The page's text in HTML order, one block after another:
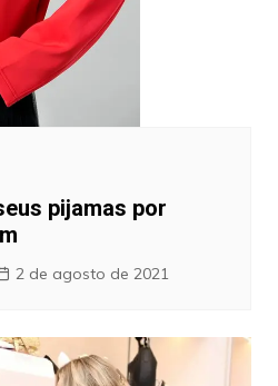
pijamas por
2 de agosto de 2021